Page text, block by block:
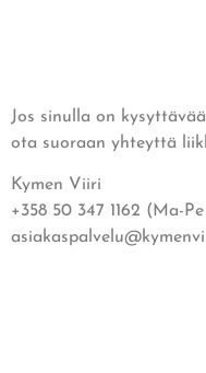
Jos sinulla on
ota suoraan yhteyttä
Kymen Viiri
+358 50 347 1162 (Ma-